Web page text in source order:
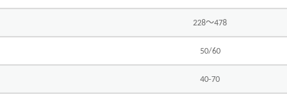
228～478
50/60
40-70